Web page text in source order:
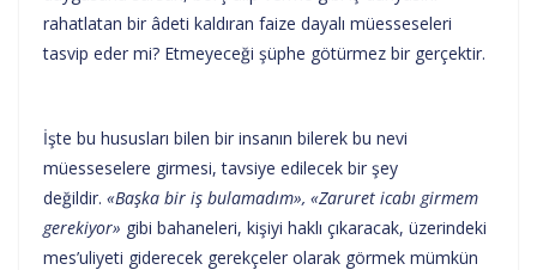
rahatlatan bir âdeti kaldıran faize dayalı müesseseleri
tasvip eder mi? Etmeyeceği şüphe götürmez bir gerçektir.
İşte bu hususları bilen bir insanın bilerek bu nevi
müesseselere girmesi, tavsiye edilecek bir şey
değildir. «Başka bir iş bulamadım», «Zaruret icabı girmem
gerekiyor» gibi bahaneleri, kişiyi haklı çıkaracak, üzerindeki
mes’uliyeti giderecek gerekçeler olarak görmek mümkün